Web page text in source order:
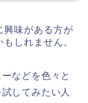
興味がある方が
しれません。
などを色々と
してみたい人